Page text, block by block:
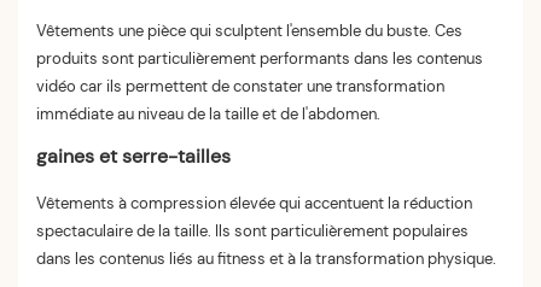
Vêtements une pièce qui sculptent l'ensemble du buste. Ces
produits sont particulièrement performants dans les contenus
vidéo car ils permettent de constater une transformation
immédiate au niveau de la taille et de l'abdomen.
gaines et serre-tailles
Vêtements à compression élevée qui accentuent la réduction
spectaculaire de la taille. Ils sont particulièrement populaires
dans les contenus liés au fitness et à la transformation physique.